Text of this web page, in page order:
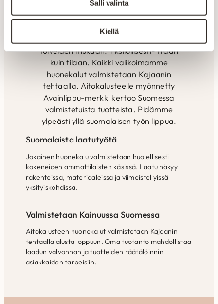
Salli valinta
Kiellä
tuotteiden kestävyys. Henkilökunnan
ammattitaidolla ja vuosien
kokemuksella pyritään kuuntelemaan
toiveiden mukaan. Yksilöllisesti- tilaan
kuin tilaan. Kaikki valikoimamme
huonekalut valmistetaan Kajaanin
tehtaalla. Aitokalusteelle myönnetty
Avainlippu-merkki kertoo Suomessa
valmistetuista tuotteista. Pidämme
ylpeästi yllä suomalaisen työn lippua.
Suomalaista laatutyötä
Jokainen huonekalu valmistetaan huolellisesti
kokeneiden ammattilaisten käsissä. Laatu näkyy
rakenteissa, materiaaleissa ja viimeistellyissä
yksityiskohdissa.
Valmistetaan Kainuussa Suomessa
Aitokalusteen huonekalut valmistetaan Kajaanin
tehtaalla alusta loppuun. Oma tuotanto mahdollistaa
laadun valvonnan ja tuotteiden räätälöinnin
asiakkaiden tarpeisiin.